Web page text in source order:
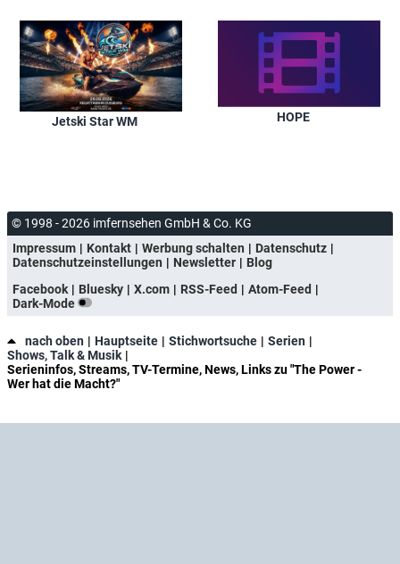
Jetski Star WM HOPE
© 1998 - 2026 imfernsehen GmbH & Co. KG
Impressum
Kontakt Werbung schalten
Datenschutz
Datenschutzeinstellungen
Newsletter
Blog
Facebook
Bluesky X.com RSS-Feed
Atom-Feed
Dark-Mode
nach oben Hauptseite Stichwortsuche
Serien
Shows, Talk & Musik
Serieninfos, Streams, TV-Termine, News, Links zu "The Power -
Wer hat die Macht?"